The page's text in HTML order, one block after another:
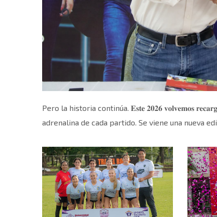
Pero la historia continúa. 𝐄𝐬𝐭𝐞 𝟐𝟎𝟐𝟔 𝐯𝐨𝐥𝐯𝐞𝐦𝐨𝐬
adrenalina de cada partido. Se viene una nueva